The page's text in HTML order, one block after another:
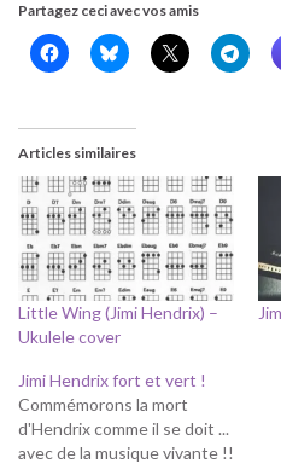
Partagez ceci avec vos amis
Articles similaires
Little Wing (Jimi Hendrix) –
Ukulele cover
Jimi Hendrix fort et vert !
Commémorons la mort
d'Hendrix comme il se doit ...
avec de la musique vivante !!